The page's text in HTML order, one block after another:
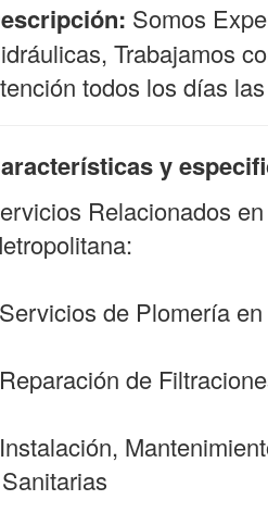
Somos
Trabajamos
todos los días
y
Relacionados
de Plomería
de